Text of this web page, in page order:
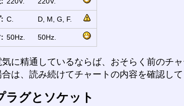
C. D, M, G, F.
50Hz. 50Hz.
に精通しているならば、おそらく前のチ
は、読み続けてチャートの内容を確認して
ラグとソケット